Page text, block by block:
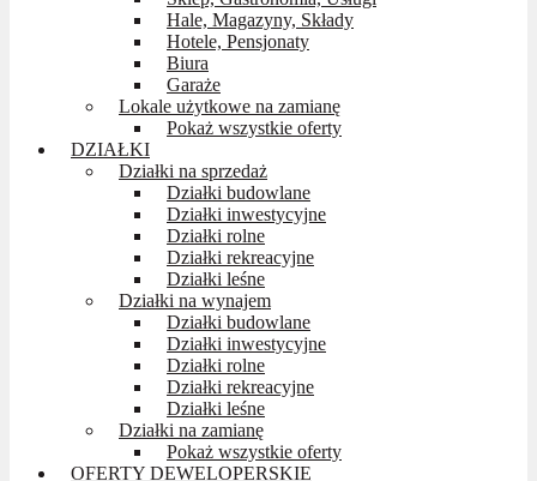
Hale, Magazyny, Składy
Hotele, Pensjonaty
Biura
Garaże
Lokale użytkowe na zamianę
Pokaż wszystkie oferty
DZIAŁKI
Działki na sprzedaż
Działki budowlane
Działki inwestycyjne
Działki rolne
Działki rekreacyjne
Działki leśne
Działki na wynajem
Działki budowlane
Działki inwestycyjne
Działki rolne
Działki rekreacyjne
Działki leśne
Działki na zamianę
Pokaż wszystkie oferty
OFERTY DEWELOPERSKIE